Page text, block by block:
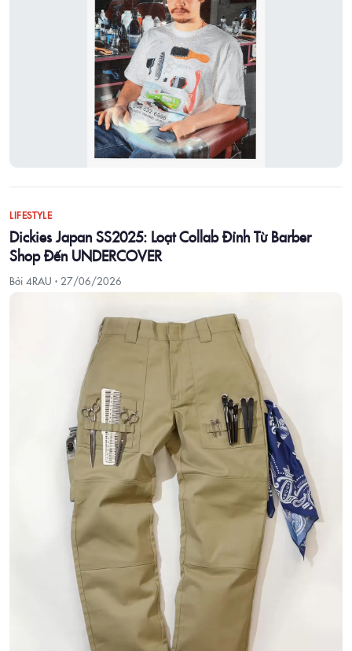
LIFESTYLE
Dickies Japan SS2025: Loạt Collab Đỉnh Từ Barber
Shop Đến UNDERCOVER
Bởi 4RAU · 27/06/2026